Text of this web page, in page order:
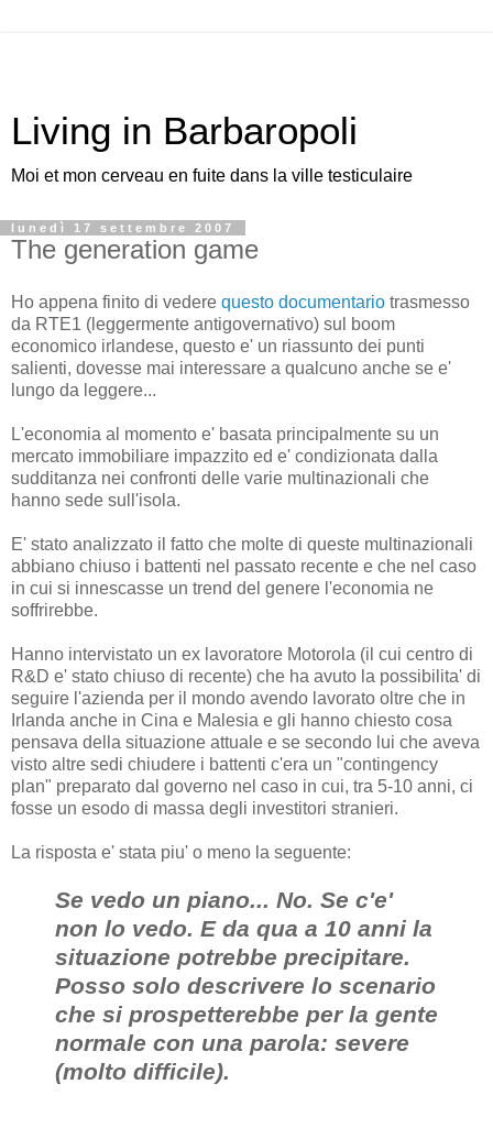
Living in Barbaropoli
Moi et mon cerveau en fuite dans la ville testiculaire
lunedì 17 settembre 2007
The generation game
Ho appena finito di vedere questo documentario trasmesso
da RTE1 (leggermente antigovernativo) sul boom
economico irlandese, questo e' un riassunto dei punti
salienti, dovesse mai interessare a qualcuno anche se e'
lungo da leggere...
L'economia al momento e' basata principalmente su un
mercato immobiliare impazzito ed e' condizionata dalla
sudditanza nei confronti delle varie multinazionali che
hanno sede sull'isola.
E' stato analizzato il fatto che molte di queste multinazionali
abbiano chiuso i battenti nel passato recente e che nel caso
in cui si innescasse un trend del genere l'economia ne
soffrirebbe.
Hanno intervistato un ex lavoratore Motorola (il cui centro di
R&D e' stato chiuso di recente) che ha avuto la possibilita' di
seguire l'azienda per il mondo avendo lavorato oltre che in
Irlanda anche in Cina e Malesia e gli hanno chiesto cosa
pensava della situazione attuale e se secondo lui che aveva
visto altre sedi chiudere i battenti c'era un "contingency
plan" preparato dal governo nel caso in cui, tra 5-10 anni, ci
fosse un esodo di massa degli investitori stranieri.
La risposta e' stata piu' o meno la seguente:
Se vedo un piano... No. Se c'e'
non lo vedo. E da qua a 10 anni la
situazione potrebbe precipitare.
Posso solo descrivere lo scenario
che si prospetterebbe per la gente
normale con una parola: severe
(molto difficile).